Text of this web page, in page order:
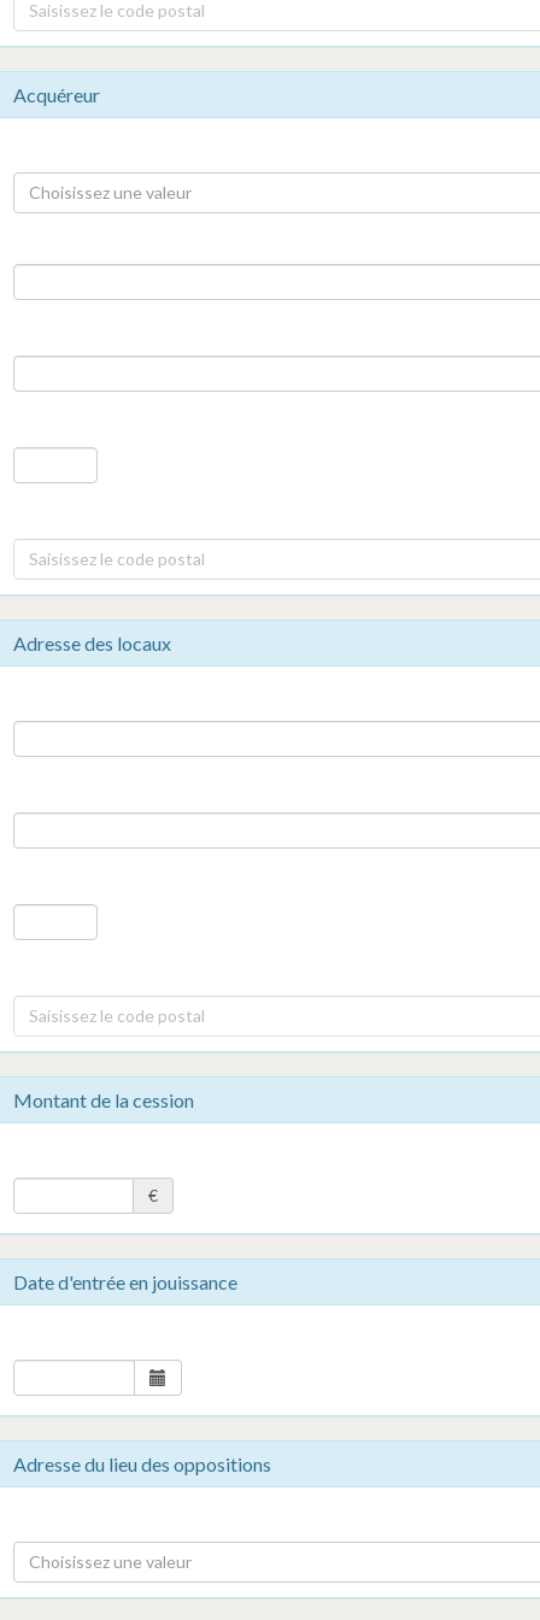
Saisissez le code postal
Acquéreur
Choisissez une valeur
Saisissez le code postal
Adresse des locaux
Saisissez le code postal
Montant de la cession
€
Date d'entrée en jouissance
Adresse du lieu des oppositions
Choisissez une valeur